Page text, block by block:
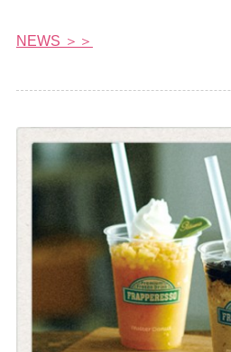
NEWS ＞＞